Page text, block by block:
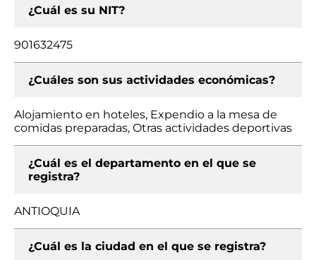
¿Cuál es su NIT?
901632475
¿Cuáles son sus actividades económicas?
Alojamiento en hoteles, Expendio a la mesa de
comidas preparadas, Otras actividades deportivas
¿Cuál es el departamento en el que se
registra?
ANTIOQUIA
¿Cuál es la ciudad en el que se registra?